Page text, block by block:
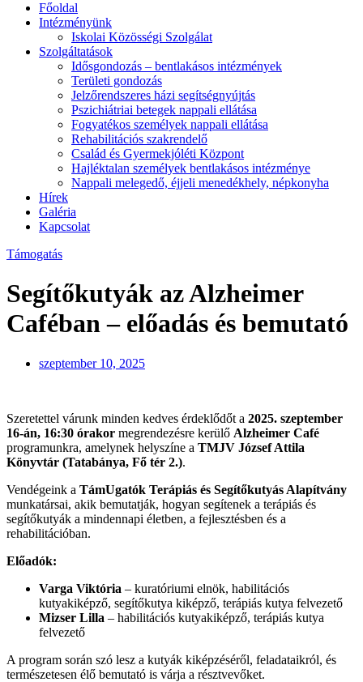
Főoldal
Intézményünk
Iskolai Közösségi Szolgálat
Szolgáltatások
Idősgondozás – bentlakásos intézmények
Területi gondozás
Jelzőrendszeres házi segítségnyújtás
Pszichiátriai betegek nappali ellátása
Fogyatékos személyek nappali ellátása
Rehabilitációs szakrendelő
Család és Gyermekjóléti Központ
Hajléktalan személyek bentlakásos intézménye
Nappali melegedő, éjjeli menedékhely, népkonyha
Hírek
Galéria
Kapcsolat
Támogatás
Segítőkutyák az Alzheimer
Caféban – előadás és bemutató
szeptember 10, 2025
Szeretettel várunk minden kedves érdeklődőt a 2025. szeptember
16-án, 16:30 órakor megrendezésre kerülő Alzheimer Café
programunkra, amelynek helyszíne a TMJV József Attila
Könyvtár (Tatabánya, Fő tér 2.).
Vendégeink a TámUgatók Terápiás és Segítőkutyás Alapítvány
munkatársai, akik bemutatják, hogyan segítenek a terápiás és
segítőkutyák a mindennapi életben, a fejlesztésben és a
rehabilitációban.
Előadók:
Varga Viktória – kuratóriumi elnök, habilitációs
kutyakiképző, segítőkutya kiképző, terápiás kutya felvezető
Mizser Lilla – habilitációs kutyakiképző, terápiás kutya
felvezető
A program során szó lesz a kutyák kiképzéséről, feladataikról, és
természetesen élő bemutató is várja a résztvevőket.